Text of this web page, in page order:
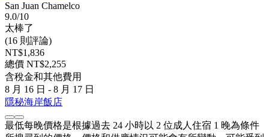
San Juan Chamelco
9.0/10
太棒了
(16 則評論)
NT$1,836
總價 NT$2,255
含稅金和其他費用
8 月 16 日 - 8 月 17 日
隱秘海岸飯店
最低每晚價格是根據過去 24 小時以 2 位成人住宿 1 晚為條件